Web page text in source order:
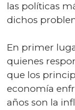
las políticas
dichos
En primer
quienes
que los
economía
años son la